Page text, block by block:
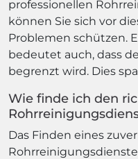
professionellen
können Sie sich vor
Problemen schützen.
bedeutet auch, dass
begrenzt wird. Dies
Wie finde ich den
Das Finden eines